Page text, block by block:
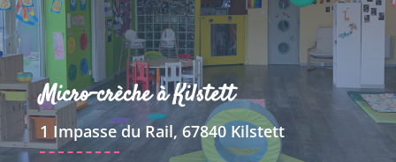
Micro-crèche à Kilstett
1 Impasse du Rail, 67840 Kilstett